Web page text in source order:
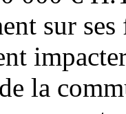
sur ses
la